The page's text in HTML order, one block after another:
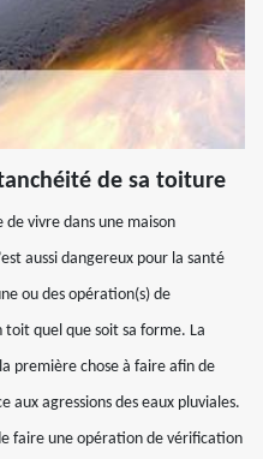
de sa toiture
de vivre dans une maison
aussi dangereux pour la santé
ou des opération(s) de
toit quel que soit sa forme. La
première chose à faire afin de
aux agressions des eaux pluviales.
faire une opération de vérification